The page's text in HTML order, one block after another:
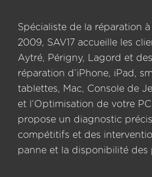
Spécialiste de la réparation
2009, SAV17 accueille les
Aytré, Périgny, Lagord et
réparation d’iPhone, iPad,
tablettes, Mac, Console de
et l’Optimisation de votre
propose un diagnostic
compétitifs et des
panne et la disponibilité des